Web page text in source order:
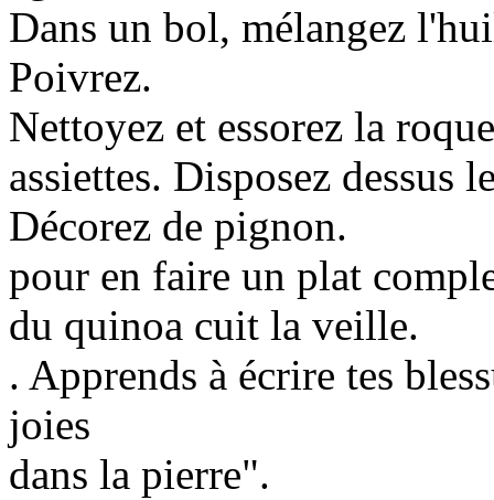
Dans un bol, mélangez
Poivrez.
Nettoyez et essorez la
assiettes. Disposez dessus
Décorez de pignon.
pour en faire un plat
du quinoa cuit la veille.
. Apprends à écrire tes
joies
dans la pierre".